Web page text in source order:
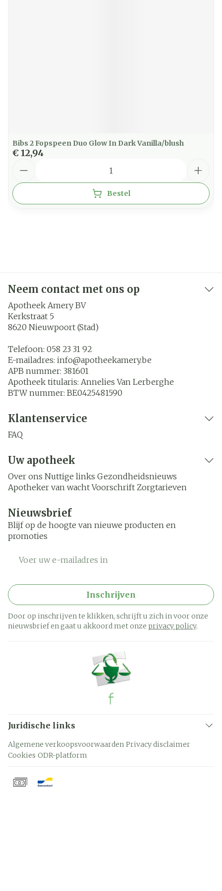
Bibs 2 Fopspeen Duo Glow In Dark Vanilla/blush
€ 12,94
Bestel
Neem contact met ons op
Apotheek Amery BV
Kerkstraat 5
8620 Nieuwpoort (Stad)
Telefoon: 058 23 31 92
E-mailadres: info@apotheekamery.be
APB nummer: 381601
Apotheek titularis: Annelies Van Lerberghe
BTW nummer: BE0425481590
Klantenservice
FAQ
Uw apotheek
Over ons Nuttige links Gezondheidsnieuws
Apotheker van wacht Voorschrift Zorgtarieven
Nieuwsbrief
Blijf op de hoogte van nieuwe producten en
promoties
Inschrijven
Door op inschrijven te klikken, schrijft u zich in voor onze
nieuwsbrief en gaat u akkoord met onze privacy policy.
Juridische links
Algemene verkoopsvoorwaarden Privacy disclaimer
Cookies ODR-platform